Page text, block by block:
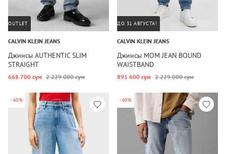
OUTLET
CALVIN KLEIN JEANS
Джинсы AUTHENTIC SLIM
STRAIGHT
668 700 сум 2 229 000 сум
ДО 31 АВГУСТА!
CALVIN KLEIN JEANS
Джинсы MOM JEAN BOUND
WAISTBAND
891 600 сум 2 229 000 сум
-60% -60%